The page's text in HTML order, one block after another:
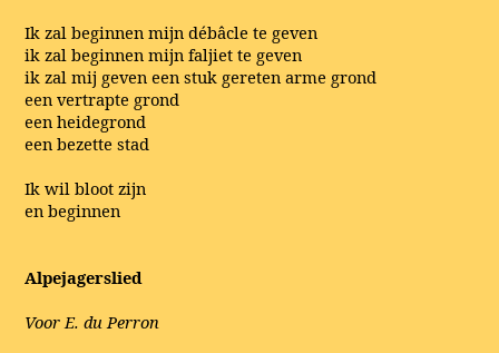
Ik zal beginnen mijn débâcle te geven
ik zal beginnen mijn faljiet te geven
ik zal mij geven een stuk gereten arme grond
een vertrapte grond
een heidegrond
een bezette stad
Ik wil bloot zijn
en beginnen
Alpejagerslied
Voor E. du Perron